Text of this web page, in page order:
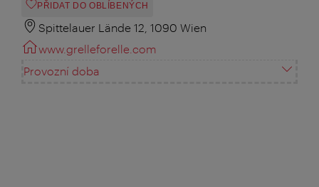
PŘIDAT DO OBLÍBENÝCH
Spittelauer Lände 12, 1090 Wien
www.grelleforelle.com
Provozní doba